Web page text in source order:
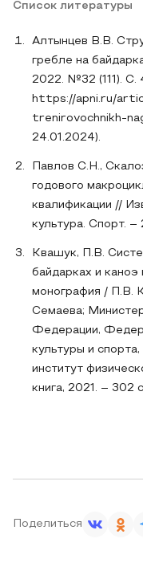
Список литературы
Алтынцев В.В.
гребле на
2022. №32 (111). С.
https://apni.ru/
trenirovochnikh-
24.01.2024).
Павлов С.Н.,
годового
квалификации //
культура. Спорт.
Квашук, П.В.
байдарках и каноэ
монография / П.В.
Семаева;
Федерации,
культуры и
институт
книга, 2021. – 302
Поделиться